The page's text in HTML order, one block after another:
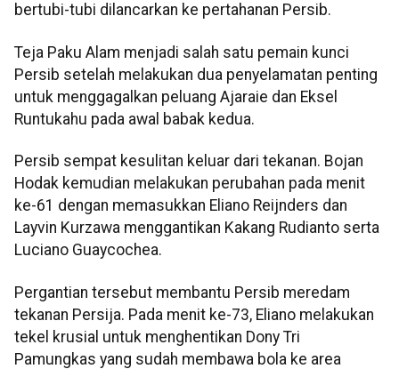
bertubi-tubi dilancarkan ke pertahanan Persib.
Teja Paku Alam menjadi salah satu pemain kunci
Persib setelah melakukan dua penyelamatan penting
untuk menggagalkan peluang Ajaraie dan Eksel
Runtukahu pada awal babak kedua.
Persib sempat kesulitan keluar dari tekanan. Bojan
Hodak kemudian melakukan perubahan pada menit
ke-61 dengan memasukkan Eliano Reijnders dan
Layvin Kurzawa menggantikan Kakang Rudianto serta
Luciano Guaycochea.
Pergantian tersebut membantu Persib meredam
tekanan Persija. Pada menit ke-73, Eliano melakukan
tekel krusial untuk menghentikan Dony Tri
Pamungkas yang sudah membawa bola ke area